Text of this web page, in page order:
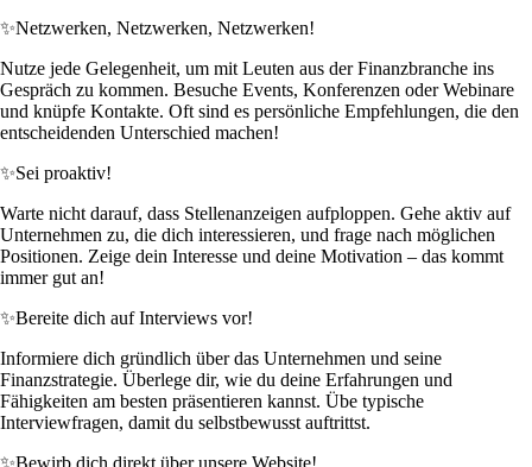
✨Netzwerken, Netzwerken, Netzwerken!
Nutze jede Gelegenheit, um mit Leuten aus der Finanzbranche ins
Gespräch zu kommen. Besuche Events, Konferenzen oder Webinare
und knüpfe Kontakte. Oft sind es persönliche Empfehlungen, die den
entscheidenden Unterschied machen!
✨Sei proaktiv!
Warte nicht darauf, dass Stellenanzeigen aufploppen. Gehe aktiv auf
Unternehmen zu, die dich interessieren, und frage nach möglichen
Positionen. Zeige dein Interesse und deine Motivation – das kommt
immer gut an!
✨Bereite dich auf Interviews vor!
Informiere dich gründlich über das Unternehmen und seine
Finanzstrategie. Überlege dir, wie du deine Erfahrungen und
Fähigkeiten am besten präsentieren kannst. Übe typische
Interviewfragen, damit du selbstbewusst auftrittst.